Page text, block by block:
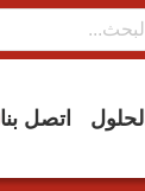
الحلول اتصل بنا